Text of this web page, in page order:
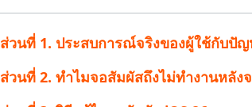
ส่วนที่ 1. ประสบการณ์จริงของผู้ใช้กับปั
ส่วนที่ 2. ทำไมจอสัมผัสถึงไม่ทำงานหลังจ